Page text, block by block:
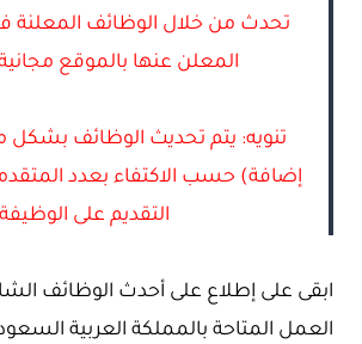
تحدث من خلال الوظائف المعلنة
المعلن عنها بالموقع
تنويه: يتم تحديث الوظائف
إضافة) حسب الاكتفاء بعدد
التقديم على
ابقى على إطلاع على أحدث الوظائف
العمل المتاحة بالمملكة العربية